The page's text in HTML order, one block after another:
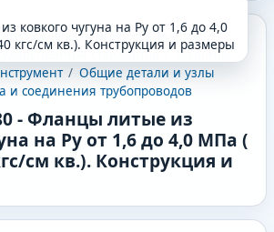
ковкого чугуна на Ру от 1,6 до 4,0
кгс/см кв.). Конструкция и размеры
государственных стандартов
стандартов
/ Машины,
/ Общие детали и узлы
и соединения трубопроводов
-Фланцы литые из
на Ру от 1,6 до 4,0 МПа (
см кв.). Конструкция и